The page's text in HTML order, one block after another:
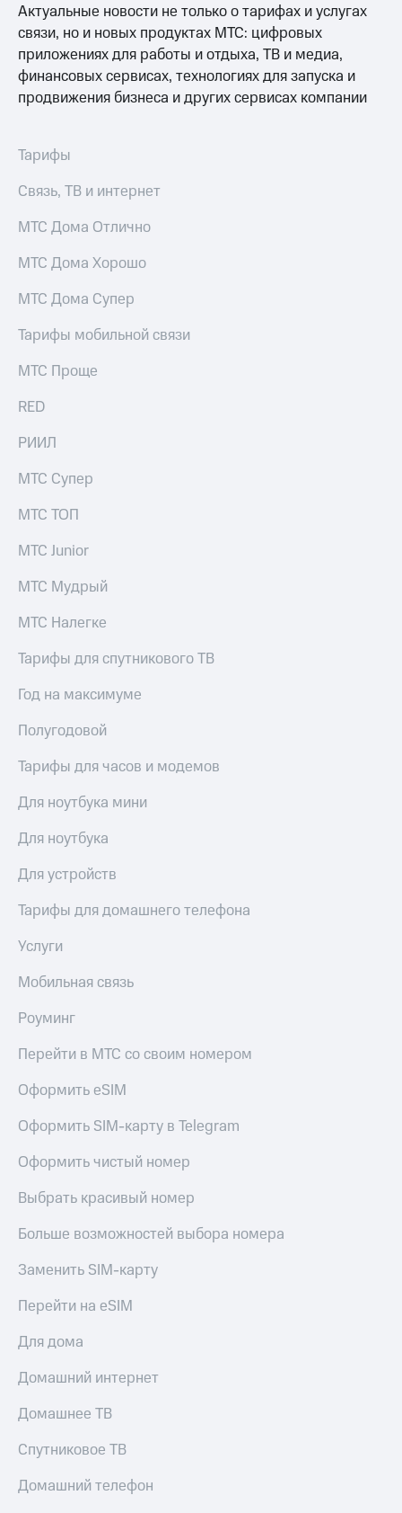
МТС
о технологиях
Достижения
Контакты
Новости
регионе
и акционерам
управление
Корпоративный
Документы
ПАО
"МТС"
Собрания
акционеров
Личный
кабинет
акционера
капитал
и
Рынок
Программа
Порядок
выкупа
акций
Дивиденды
Рынок
облигаций
Описание
погашении
Реквизиты
развитие
На главную
Актуальные новости не только о тарифах и услугах
связи, но и новых продуктах МТС: цифровых
приложениях для работы и отдыха, ТВ и медиа,
финансовых сервисах, технологиях для запуска и
продвижения бизнеса и других сервисах компании
Тарифы
Связь, ТВ и интернет
МТС Дома Отлично
МТС Дома Хорошо
МТС Дома Супер
Тарифы мобильной связи
МТС Проще
RED
РИИЛ
МТС Супер
МТС ТОП
МТС Junior
МТС Мудрый
МТС Налегке
Тарифы для спутникового ТВ
Год на максимуме
Полугодовой
Тарифы для часов и модемов
Для ноутбука мини
Для ноутбука
Для устройств
Тарифы для домашнего телефона
Услуги
Мобильная связь
Роуминг
Перейти в МТС со своим номером
Оформить eSIM
Оформить SIM-карту в Telegram
Оформить чистый номер
Выбрать красивый номер
Больше возможностей выбора номера
Заменить SIM-карту
Перейти на eSIM
Для дома
Домашний интернет
Домашнее ТВ
Спутниковое ТВ
Домашний телефон